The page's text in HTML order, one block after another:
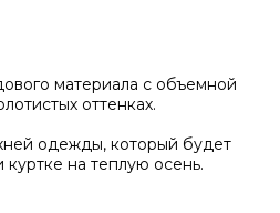
материала с объемной
оттенках.
одежды, который будет
куртке на теплую осень.